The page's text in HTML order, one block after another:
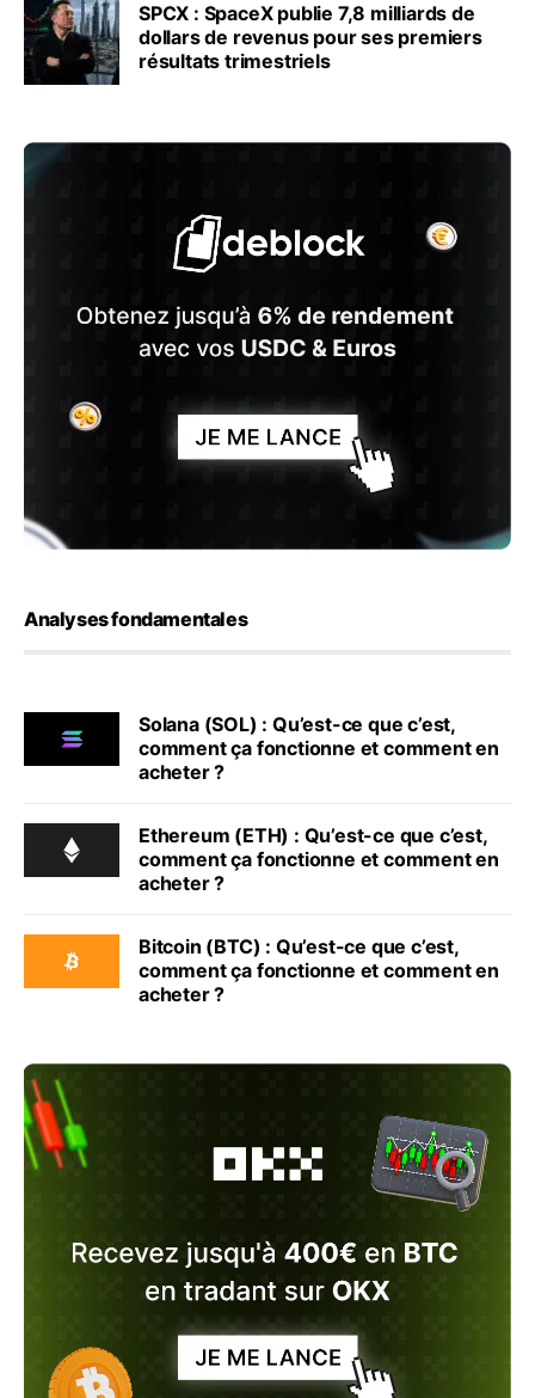
SPCX : SpaceX publie 7,8 milliards de
dollars de revenus pour ses premiers
résultats trimestriels
Analyses fondamentales
Solana (SOL) : Qu’est-ce que c’est,
comment ça fonctionne et comment en
acheter ?
Ethereum (ETH) : Qu’est-ce que c’est,
comment ça fonctionne et comment en
acheter ?
Bitcoin (BTC) : Qu’est-ce que c’est,
comment ça fonctionne et comment en
acheter ?